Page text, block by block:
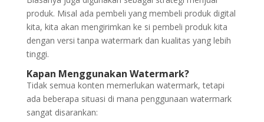
produk. Misal ada pembeli yang membeli produk digital
kita, kita akan mengirimkan ke si pembeli produk kita
dengan versi tanpa watermark dan kualitas yang lebih
tinggi.
Kapan Menggunakan Watermark?
Tidak semua konten memerlukan watermark, tetapi
ada beberapa situasi di mana penggunaan watermark
sangat disarankan: